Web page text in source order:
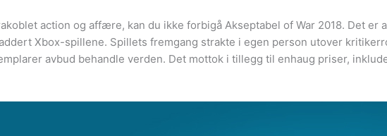
action og affære, kan du ikke forbigå Akseptabel of War 2018. Det
Xbox-spillene. Spillets fremgang strakte i egen person utover
avbud behandle verden. Det mottok i tillegg til enhaug priser,